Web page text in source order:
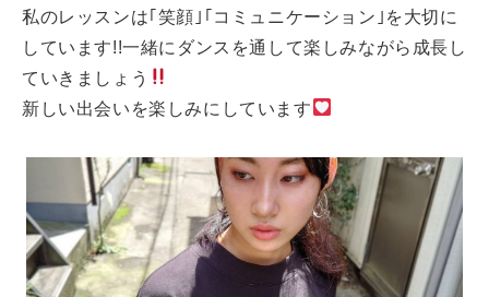
私のレッスンは｢笑顔｣｢コミュニケーション｣を大切に
しています!!一緒にダンスを通して楽しみながら成長し
ていきましょう
新しい出会いを楽しみにしています